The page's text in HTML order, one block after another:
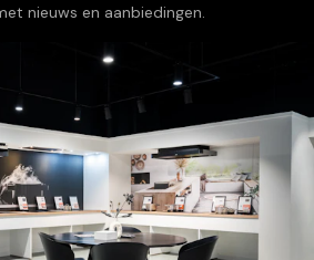
nieuws en aanbiedingen.